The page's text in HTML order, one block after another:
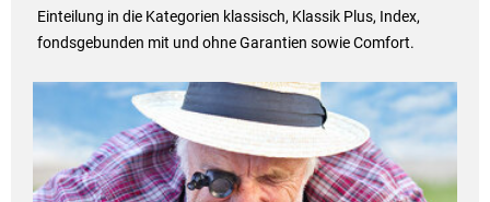
Einteilung in die Kategorien klassisch, Klassik Plus, Index,
fondsgebunden mit und ohne Garantien sowie Comfort.